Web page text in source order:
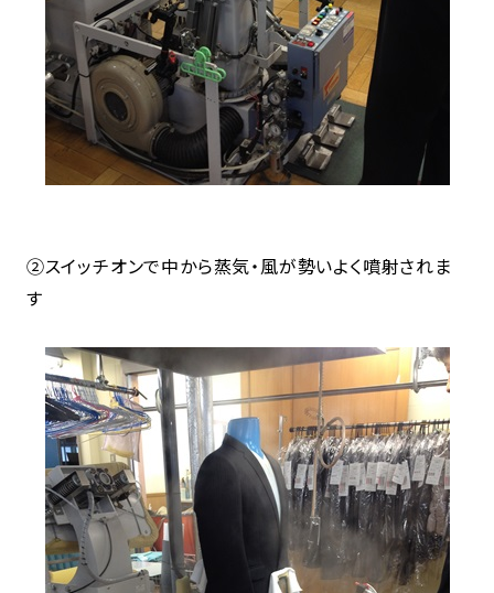
②スイッチオンで中から蒸気・風が勢いよく噴射されま
す